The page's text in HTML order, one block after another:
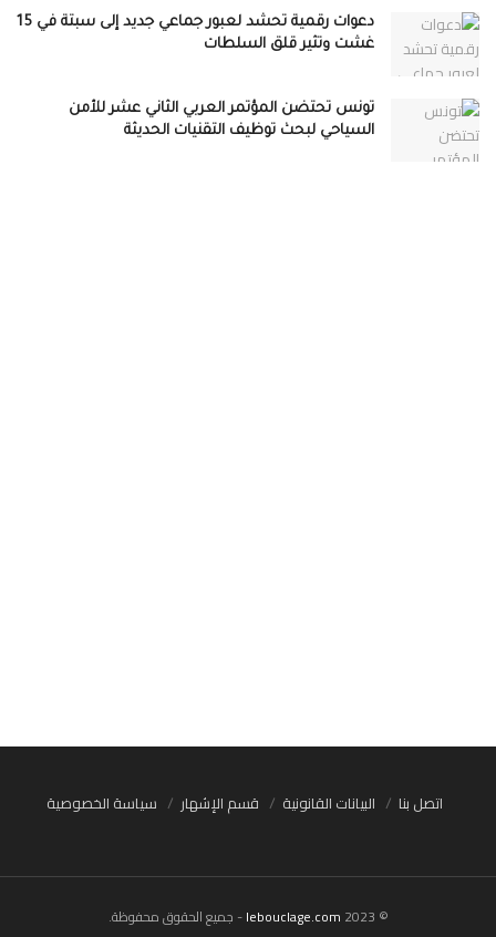
دعوات رقمية تحشد لعبور جماعي جديد إلى سبتة في 15
غشت وتثير قلق السلطات
تونس تحتضن المؤتمر العربي الثاني عشر للأمن
السياحي لبحث توظيف التقنيات الحديثة
اتصل بنا البيانات القانونية قسم الإشهار سياسة الخصوصية
© 2023
lebouclage.com- جميع الحقوق محفوظة.